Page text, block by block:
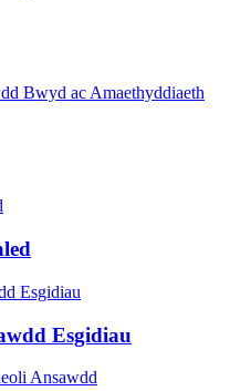
Bwyd ac Amaethyddiaeth
Esgidiau